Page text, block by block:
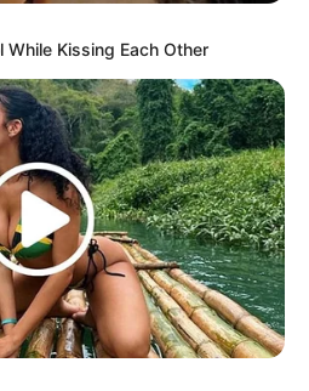
Kissing Each Other